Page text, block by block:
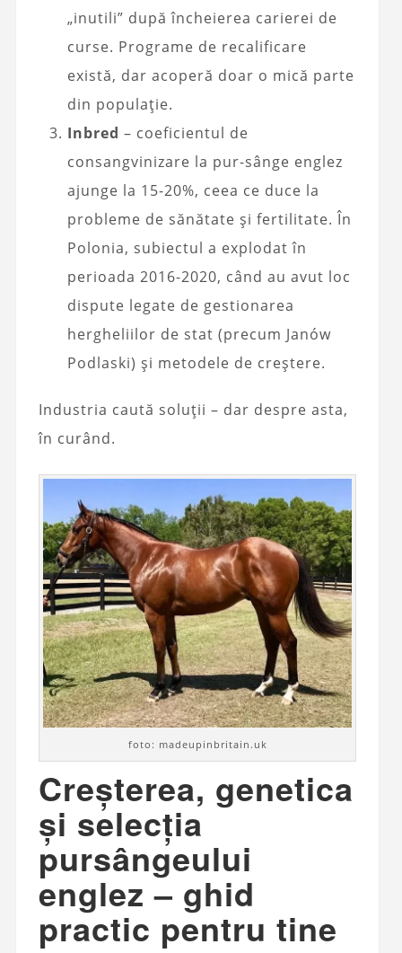
„inutili” după încheierea carierei de
curse. Programe de recalificare
există, dar acoperă doar o mică parte
din populație.
Inbred – coeficientul de
consangvinizare la pur-sânge englez
ajunge la 15-20%, ceea ce duce la
probleme de sănătate și fertilitate. În
Polonia, subiectul a explodat în
perioada 2016-2020, când au avut loc
dispute legate de gestionarea
hergheliilor de stat (precum Janów
Podlaski) și metodele de creștere.
Industria caută soluții – dar despre asta,
în curând.
foto: madeupinbritain.uk
Creșterea, genetica
și selecția
pursângeului
englez – ghid
practic pentru tine